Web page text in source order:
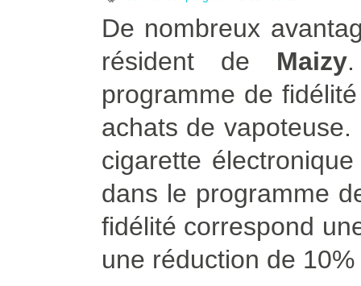
De nombreux
résident de Maizy.
programme de
achats de
cigarette
dans le programme
fidélité correspond
une réduction de